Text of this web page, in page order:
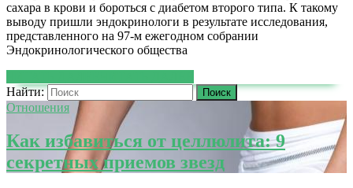
сахара в крови и бороться с диабетом второго типа. К такому
выводу пришли эндокринологи в результате исследования,
представленного на 97-м ежегодном собрании
Эндокринологического общества
Найти:
Отношения
Как избавиться от целлюлита: 9
секретных приемов звезд